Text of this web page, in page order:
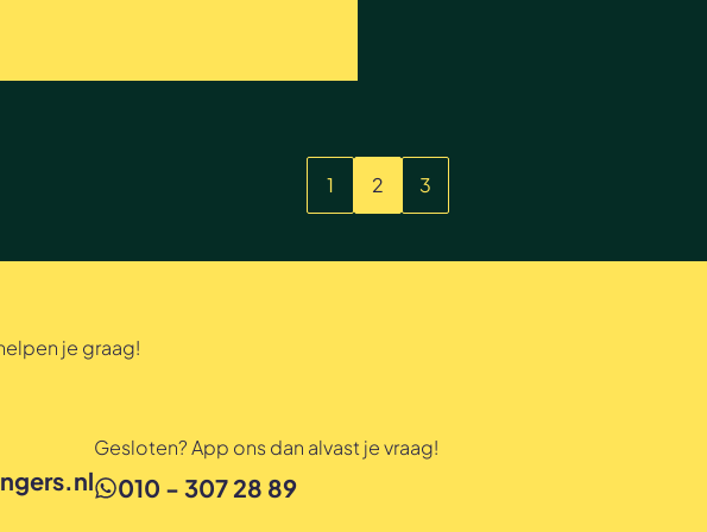
1 2 3
je graag!
Gesloten? App ons dan alvast je vraag!
010 - 307 28 89